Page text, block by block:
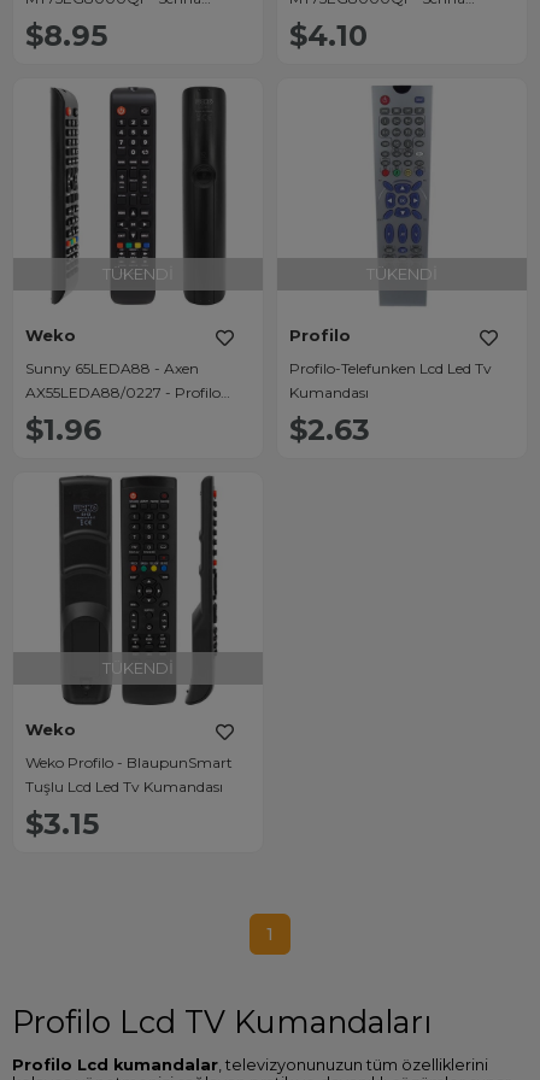
55UQ9500F - Onvo
50OVF9000UQ - Dreamstar
Disney+ Tuşlu Ses Komutlu Lcd
Led Tv Kumanda
$8.95
55UQ9500F - Onvo
50OVF9000UQ - Dreamstar
Tuşlu Lcd Tv Kumanda
$4.10
TÜKENDI
Weko
Sunny 65LEDA88 - Axen
AX55LEDA88/0227 - Profilo
65PA500T - Woon CX 509 -
Ronax Lcd Led TV Kumanda
$1.96
TÜKENDI
Profilo
Profilo-Telefunken Lcd Led Tv
Kumandası
$2.63
TÜKENDI
Weko
Weko Profilo - BlaupunSmart
Tuşlu Lcd Led Tv Kumandası
$3.15
1
Profilo Lcd TV Kumandaları
Profilo Lcd kumandalar , televizyonunuzun tüm özelliklerini